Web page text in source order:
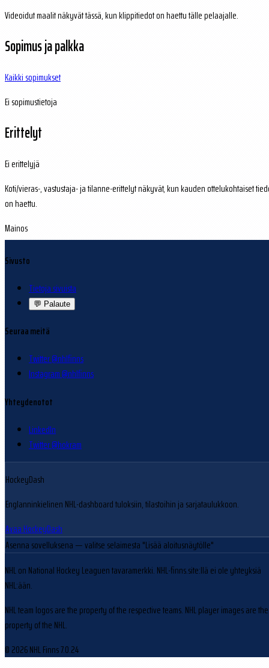
Videoidut maalit näkyvät tässä, kun klippitiedot on haettu tälle pelaajalle.
Sopimus ja palkka
Kaikki sopimukset
Ei sopimustietoja
Erittelyt
Ei erittelyjä
Koti/vieras-, vastustaja- ja tilanne-erittelyt näkyvät, kun kauden ottelukohtaiset
on haettu.
Mainos
Sivusto
Tietoja sivuista
💬 Palaute
Seuraa meitä
Twitter @nhlfinns
Instagram @nhlfinns
Yhteydenotot
LinkedIn
Twitter @hokram
HockeyDash
Englanninkielinen NHL-dashboard tuloksiin, tilastoihin ja sarjataulukkoon.
Avaa HockeyDash
Asenna sovelluksena — valitse selaimesta "Lisää aloitusnäytölle"
NHL on National Hockey Leaguen tavaramerkki. NHL-finns.site:llä ei ole yhteyksiä
NHL:ään.
NHL team logos are the property of the respective teams. NHL player images are the
property of the NHL.
© 2026 NHL Finns7.0.24